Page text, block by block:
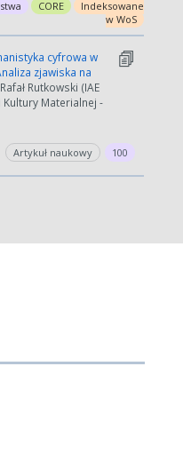
CORE
Indeksowane
w WoS
cyfrowa w
zjawiska na
Rutkowski (IAE
Materialnej -
Artykuł naukowy 100